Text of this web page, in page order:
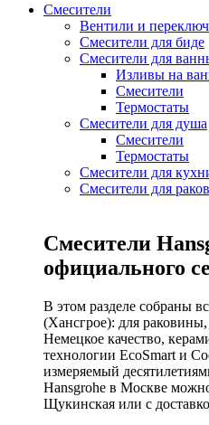
Смесители
Вентили и
Смесители для биде
Смесители для
Изливы на
Смесители
Термостаты
Смесители для душа
Смесители
Термостаты
Смесители для
Смесители для
Смесители
официального
В этом разделе собраны
(Хансгрое): для
Немецкое качество,
технологии EcoSmart и
измеряемый
Hansgrohe в Москве
Щукинская или с